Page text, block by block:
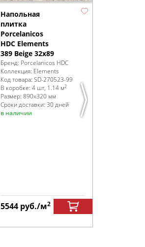
Напольная
плитка
Porcelanicos
HDC Elements
389 Beige 32x89
Бренд: Porcelanicos HDC
Коллекция: Elements
Код товара: SD-270523-99
В коробке: 4 шт, 1.14 м2
Размер: 890x320 мм
Сроки доставки: 30 дней
в наличии
5544 руб./м2